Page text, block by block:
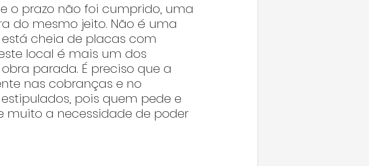
o prazo não foi cumprido, uma
do mesmo jeito. Não é uma
cheia de placas com
local é mais um dos
parada. É preciso que a
nas cobranças e no
pois quem pede e
muito a necessidade de poder